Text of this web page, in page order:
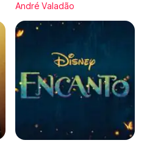
André Valadão